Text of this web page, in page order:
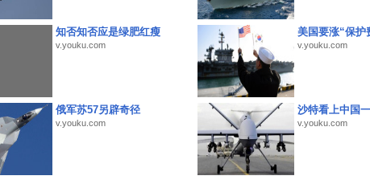
知否知否应是绿肥红瘦
v.youku.com
美国要涨“保护
v.youku.com
俄军苏57另辟奇径
v.youku.com
沙特看上中国
v.youku.com